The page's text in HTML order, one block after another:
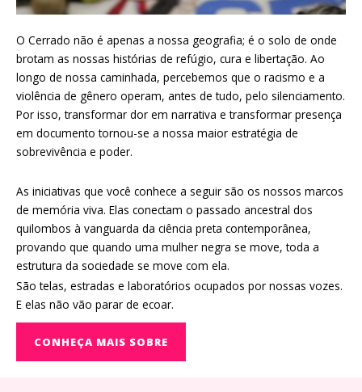
O Cerrado não é apenas a nossa geografia; é o solo de onde
brotam as nossas histórias de refúgio, cura e libertação. Ao
longo de nossa caminhada, percebemos que o racismo e a
violência de gênero operam, antes de tudo, pelo silenciamento.
Por isso, transformar dor em narrativa e transformar presença
em documento tornou-se a nossa maior estratégia de
sobrevivência e poder.
As iniciativas que você conhece a seguir são os nossos marcos
de memória viva. Elas conectam o passado ancestral dos
quilombos à vanguarda da ciência preta contemporânea,
provando que quando uma mulher negra se move, toda a
estrutura da sociedade se move com ela.
São telas, estradas e laboratórios ocupados por nossas vozes.
E elas não vão parar de ecoar.
CONHEÇA MAIS SOBRE